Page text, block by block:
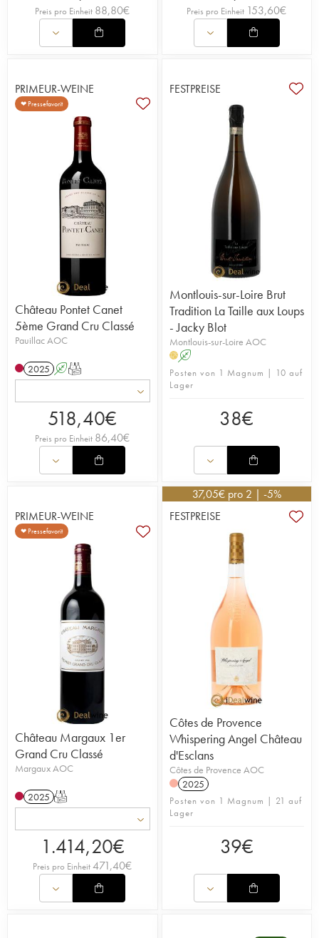
Preis pro Einheit 88,80€ Preis pro Einheit 153,60€
PRIMEUR-WEINE
❤ Pressefavorit
Château Pontet Canet
5ème Grand Cru Classé
Pauillac AOC
2025 AT
518,40€
Preis pro Einheit 86,40€
FESTPREISE
Montlouis-sur-Loire Brut
Tradition La Taille aux Loups
- Jacky Blot
Montlouis-sur-Loire AOC
HA
Posten von 1 Magnum | 10 auf
Lager
38€
PRIMEUR-WEINE
❤ Pressefavorit
Château Margaux 1er
Grand Cru Classé
Margaux AOC
2025 T
1.414,20€
Preis pro Einheit471,40€
37,05€ pro 2 | -5%
FESTPREISE
Côtes de Provence
Whispering Angel Château
d'Esclans
Côtes de Provence AOC
2025
Posten von 1 Magnum | 21 auf
Lager
39€